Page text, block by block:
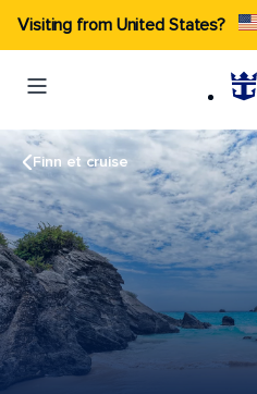
Visiting from United States?
Finn et cruise